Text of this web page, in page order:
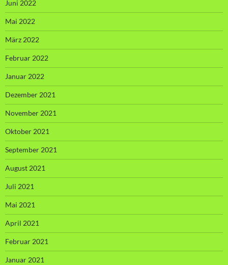
Juni 2022
Mai 2022
März 2022
Februar 2022
Januar 2022
Dezember 2021
November 2021
Oktober 2021
September 2021
August 2021
Juli 2021
Mai 2021
April 2021
Februar 2021
Januar 2021